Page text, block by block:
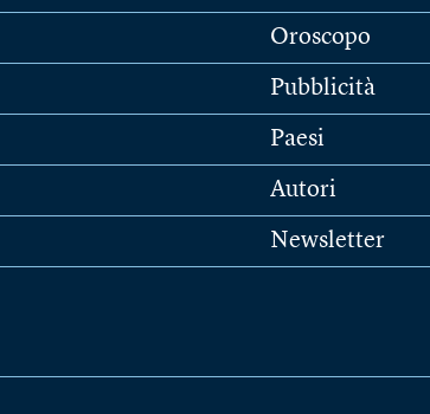
Oroscopo
Pubblicità
Paesi
Autori
Newsletter